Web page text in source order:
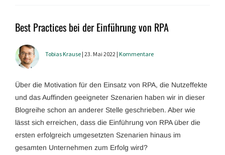
Fraunhofer IAO ↗
Best Practices bei der Einführung von RPA
Tobias Krause | 23. Mai 2022 | Kommentare
Über die Motivation für den Einsatz von RPA, die Nutzeffekte
und das Auffinden geeigneter Szenarien haben wir in dieser
Blogreihe schon an anderer Stelle geschrieben. Aber wie
lässt sich erreichen, dass die Einführung von RPA über die
ersten erfolgreich umgesetzten Szenarien hinaus im
gesamten Unternehmen zum Erfolg wird?